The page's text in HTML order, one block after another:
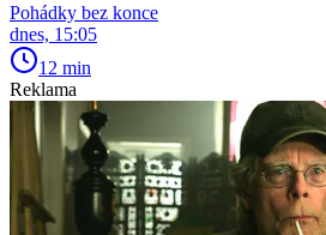
Pohádky bez konce
dnes, 15:05
12 min
Reklama